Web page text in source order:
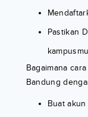
Pastikan
kampusmu
Bagaimana
Bandung
Buat